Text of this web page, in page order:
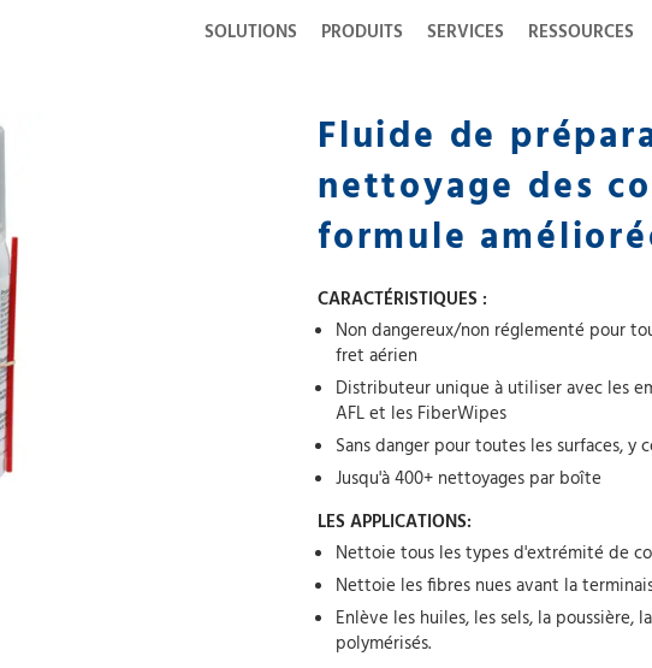
SOLUTIONS PRODUITS SERVICES RESSOURCES
Fluide de
nettoyage des
formule
CARACTÉRISTIQUES :
Non dangereux/non réglementé pour
fret aérien
Distributeur unique à utiliser avec les
AFL et les FiberWipes
Sans danger pour toutes les surfaces, y
Jusqu'à 400+ nettoyages par boîte
LES APPLICATIONS:
Nettoie tous les types d'extrémité de
Nettoie les fibres nues avant la
Enlève les huiles, les sels, la poussière,
polymérisés.